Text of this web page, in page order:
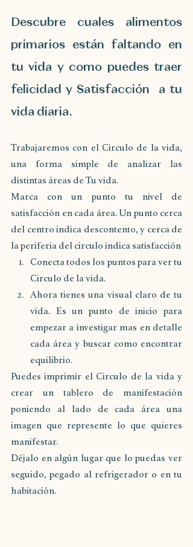
Descubre cuales alimentos
primarios están faltando en
tu vida y como puedes traer
felicidad y Satisfacción  a tu
vida diaria.
Trabajaremos con el Circulo de la vida,
una forma simple de analizar las
distintas áreas de Tu vida.
Marca con un punto tu nivel de
satisfacción en cada área. Un punto cerca
del centro indica descontento, y cerca de
Conecta todos los puntos para ver tu
Circulo de la vida.
Ahora tienes una visual claro de tu
vida. Es un punto de inicio para
empezar a investigar mas en detalle
cada área y buscar como encontrar
equilibrio.
Puedes imprimir el Circulo de la vida y
crear un tablero de manifestación
poniendo al lado de cada área una
imagen que represente lo que quieres
manifestar.
Déjalo en algún lugar que lo puedas ver
seguido, pegado al refrigerador o en tu
habitación.